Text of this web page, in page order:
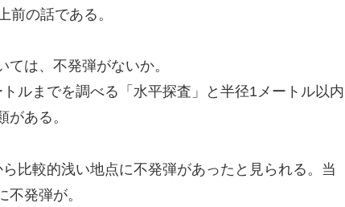
前の話である。
は、不発弾がないか。
ルまでを調べる「水平探査」と半径1メートル以内
ある。
比較的浅い地点に不発弾があったと見られる。当
発弾が。